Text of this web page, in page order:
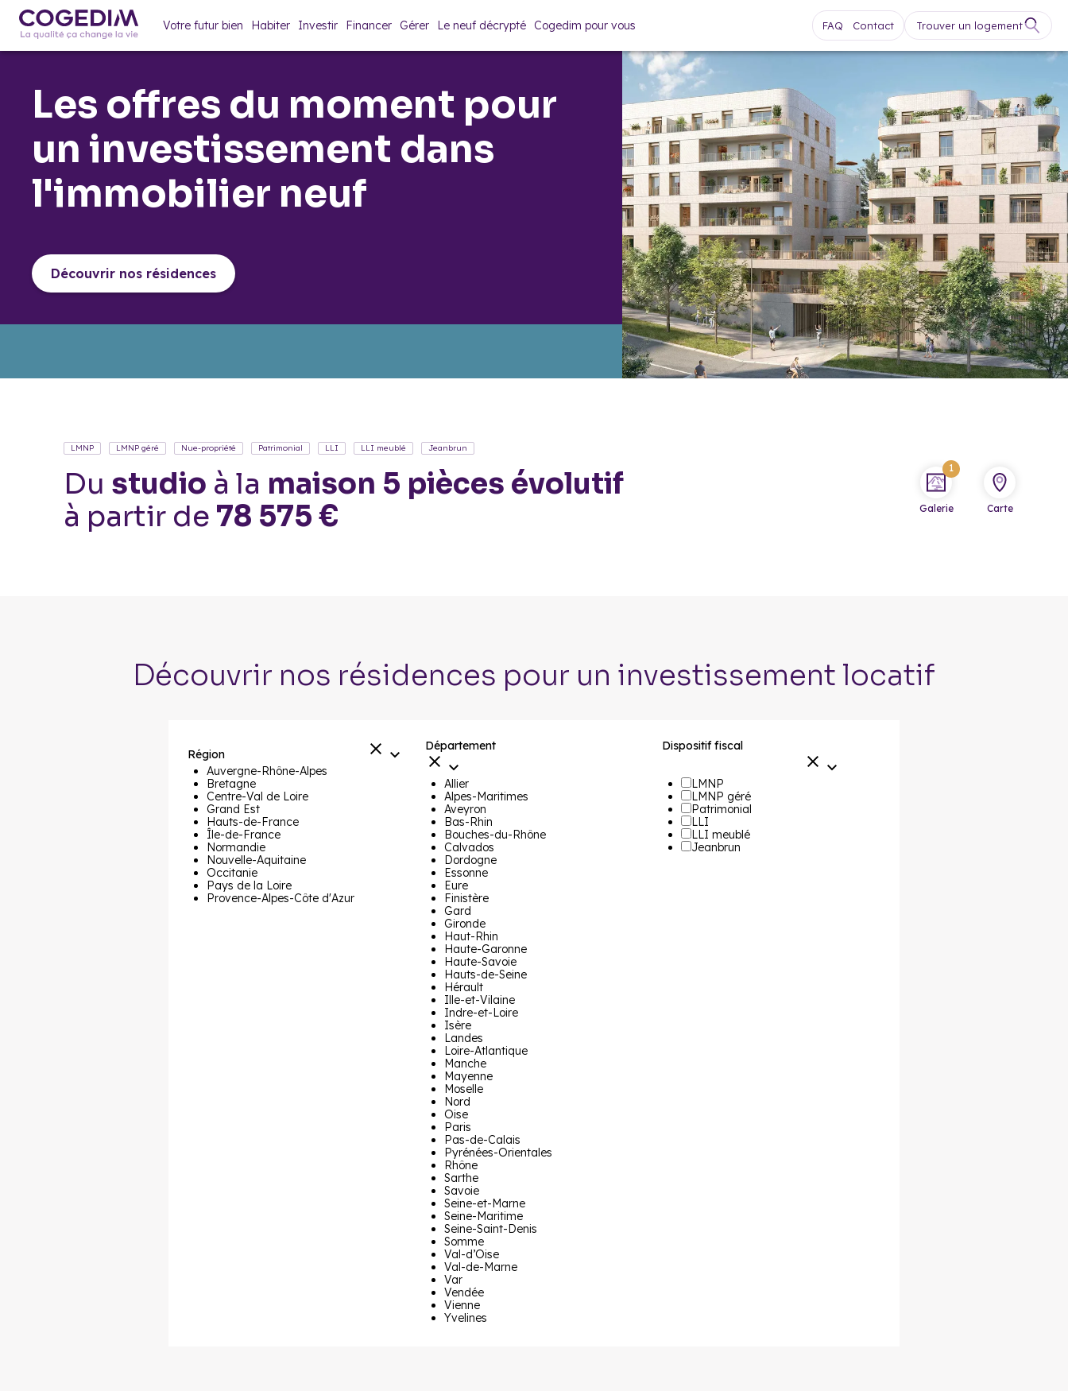
Votre futur bien Habiter Investir Financer Gérer Le neuf décrypté Cogedim pour vous FAQ Contact Trouver un logement
Les offres du moment pour
un investissement dans
l'immobilier neuf
Découvrir nos résidences
LMNP LMNP géré Nue-propriété Patrimonial LLI LLI meublé Jeanbrun
Du studio à la maison 5 pièces évolutif
à partir de 78 575 €
1
Galerie Carte
Découvrir nos résidences pour un investissement locatif
Région
Auvergne-Rhône-Alpes
Bretagne
Centre-Val de Loire
Grand Est
Hauts-de-France
Île-de-France
Normandie
Nouvelle-Aquitaine
Occitanie
Pays de la Loire
Provence-Alpes-Côte d'Azur
Département
Allier
Alpes-Maritimes
Aveyron
Bas-Rhin
Bouches-du-Rhône
Calvados
Dordogne
Essonne
Eure
Finistère
Gard
Gironde
Haut-Rhin
Haute-Garonne
Haute-Savoie
Hauts-de-Seine
Hérault
Ille-et-Vilaine
Indre-et-Loire
Isère
Landes
Loire-Atlantique
Manche
Mayenne
Moselle
Nord
Oise
Paris
Pas-de-Calais
Pyrénées-Orientales
Rhône
Sarthe
Savoie
Seine-et-Marne
Seine-Maritime
Seine-Saint-Denis
Somme
Val-d’Oise
Val-de-Marne
Var
Vendée
Vienne
Yvelines
Dispositif fiscal
LMNP
LMNP géré
Patrimonial
LLI
LLI meublé
Jeanbrun